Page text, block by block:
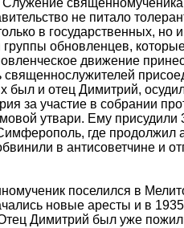
не питало
в государственных,
группы обновленцев,
движение
священнослужителей
был и отец Димитрий,
за участие в собрании
утвари. Ему присудили
где продолжил
в антисоветчине и
поселился в
новые аресты и в
Димитрий был уже